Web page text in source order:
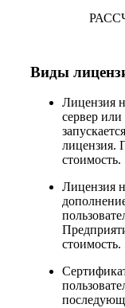
Виды
Лицензия
сервер
лицензия.
стоимость.
Лицензия
стоимость.